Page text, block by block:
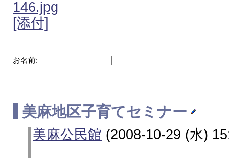
[添付]
お名前:
美麻地区子育てセミナー
美麻公民館 (2008-10-29 (水)